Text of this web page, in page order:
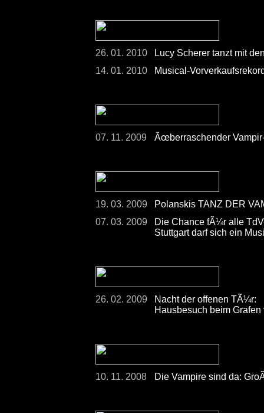
26. 01. 2010
Lucy Scherer tanzt mit
14. 01. 2010
Musical-
07. 11. 2009 Ãœberraschender
19. 03. 2009
Polanskis TANZ DER
07. 03. 2009
Die Chance fÃ¼r alle
Stuttgart darf sich ein
26. 02. 2009
Nacht der offenen TÃ¼r:
Hausbesuch beim
10. 11. 2008 Die Vampire sind da: